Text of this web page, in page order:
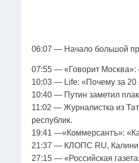
06:07 — Начало большой
07:55 — «Говорит
10:03 — Life: «Почему за 20
10:40 — Путин заметил
11:02 — Журналистка из
республик.
19:41 —«Коммерсантъ»:
21:37 — КЛОПС RU,
27:15 — «Российская